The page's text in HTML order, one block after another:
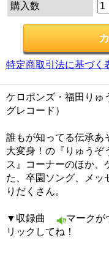
購入数
特定商取引法に基づく
ケロポンズ・福田り
グレコード）
誰もが知ってる伝承あ
大変身！の『りゅうぞ
ス』コーナーのほか、
た、卒園ソング、メッ
りだくさん。
▼収録曲
マークが
リックしてね！